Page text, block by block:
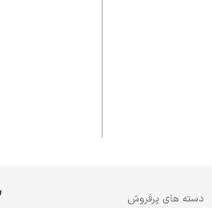
دسته های پرفروش